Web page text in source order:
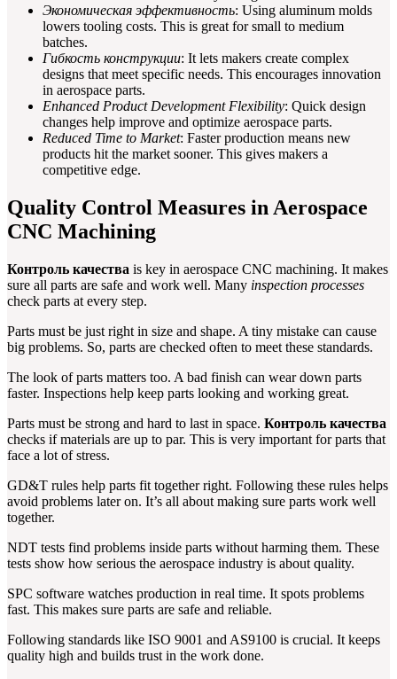
Экономическая эффективность: Using aluminum molds
lowers tooling costs. This is great for small to medium
batches.
Гибкость конструкции: It lets makers create complex
designs that meet specific needs. This encourages innovation
in aerospace parts.
Enhanced Product Development Flexibility: Quick design
changes help improve and optimize aerospace parts.
Reduced Time to Market: Faster production means new
products hit the market sooner. This gives makers a
competitive edge.
Quality Control Measures in Aerospace
CNC Machining
Контроль качества is key in aerospace CNC machining. It makes
sure all parts are safe and work well. Many inspection processes
check parts at every step.
Parts must be just right in size and shape. A tiny mistake can cause
big problems. So, parts are checked often to meet these standards.
The look of parts matters too. A bad finish can wear down parts
faster. Inspections help keep parts looking and working great.
Parts must be strong and hard to last in space. Контроль качества
checks if materials are up to par. This is very important for parts that
face a lot of stress.
GD&T rules help parts fit together right. Following these rules helps
avoid problems later on. It’s all about making sure parts work well
together.
NDT tests find problems inside parts without harming them. These
tests show how serious the aerospace industry is about quality.
SPC software watches production in real time. It spots problems
fast. This makes sure parts are safe and reliable.
Following standards like ISO 9001 and AS9100 is crucial. It keeps
quality high and builds trust in the work done.